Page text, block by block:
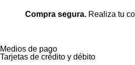
Compra segura. Realiza tu
Medios de pago
Tarjetas de crédito y débito